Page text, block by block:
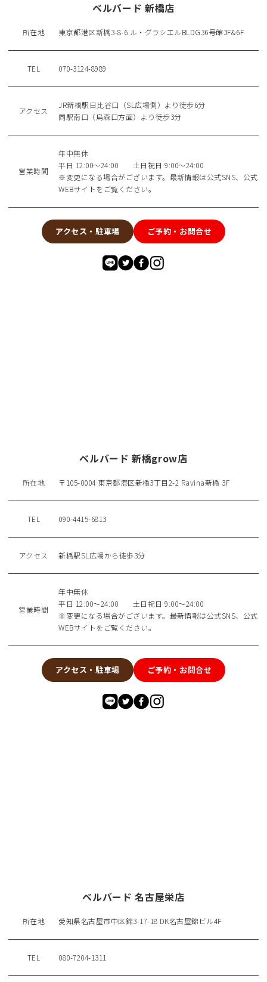
ベルバード 新橋店
所在地 東京都港区新橋3-8-6 ル・グラシエルBLDG36号館3F&6F
TEL 070-3124-8989
アクセス
JR新橋駅日比谷口（SL広場側）より徒歩6分
同駅南口（烏森口方面）より徒歩3分
営業時間
年中無休
平日 12:00～24:00 土日祝日 9:00～24:00
※変更になる場合がございます。最新情報は公式SNS、公式
WEBサイトをご覧ください。
アクセス・駐車場 ご予約・お問合せ
ベルバード 新橋grow店
所在地 〒105-0004 東京都港区新橋3丁目2-2 Ravina新橋 3F
TEL 090-4415-6813
アクセス 新橋駅SL広場から徒歩3分
営業時間
年中無休
平日 12:00～24:00 土日祝日 9:00～24:00
※変更になる場合がございます。最新情報は公式SNS、公式
WEBサイトをご覧ください。
アクセス・駐車場 ご予約・お問合せ
ベルバード 名古屋栄店
所在地 愛知県名古屋市中区錦3-17-18 DK名古屋錦ビル4F
TEL 080-7204-1311